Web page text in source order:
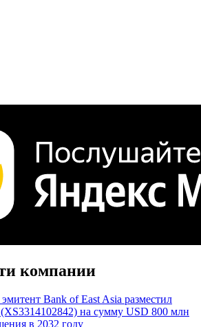
компании
Bank of East Asia разместил
на сумму USD 800 млн
в 2032 году